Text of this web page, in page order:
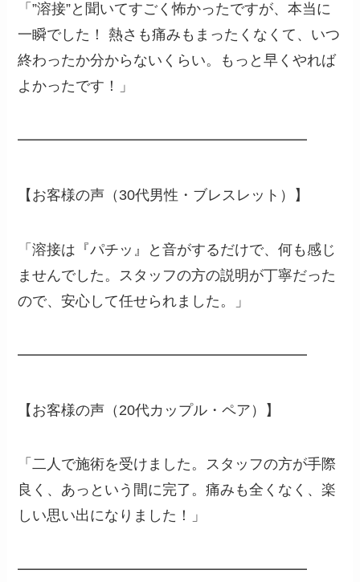
「”溶接”と聞いてすごく怖かったですが、本当に
一瞬でした！ 熱さも痛みもまったくなくて、いつ
終わったか分からないくらい。もっと早くやれば
よかったです！」
━━━━━━━━━━━━━━━━━━━━
【お客様の声（30代男性・ブレスレット）】
「溶接は『パチッ』と音がするだけで、何も感じ
ませんでした。スタッフの方の説明が丁寧だった
ので、安心して任せられました。」
━━━━━━━━━━━━━━━━━━━━
【お客様の声（20代カップル・ペア）】
「二人で施術を受けました。スタッフの方が手際
良く、あっという間に完了。痛みも全くなく、楽
しい思い出になりました！」
━━━━━━━━━━━━━━━━━━━━